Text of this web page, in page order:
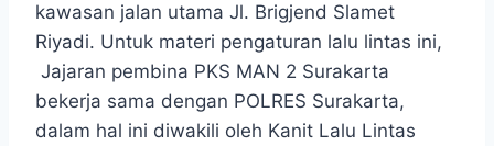
kawasan jalan utama Jl. Brigjend Slamet
Riyadi. Untuk materi pengaturan lalu lintas ini,
Jajaran pembina PKS MAN 2 Surakarta
bekerja sama dengan POLRES Surakarta,
dalam hal ini diwakili oleh Kanit Lalu Lintas